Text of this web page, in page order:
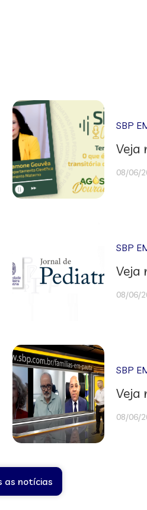
SBP
Veja
08/06/
SBP
Veja
08/06/
SBP
Veja
08/06/
as notícias